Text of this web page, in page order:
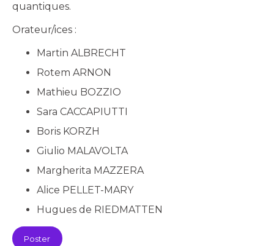
quantiques.
Orateur/ices :
Martin ALBRECHT
Rotem ARNON
Mathieu BOZZIO
Sara CACCAPIUTTI
Boris KORZH
Giulio MALAVOLTA
Margherita MAZZERA
Alice PELLET-MARY
Hugues de RIEDMATTEN
Poster